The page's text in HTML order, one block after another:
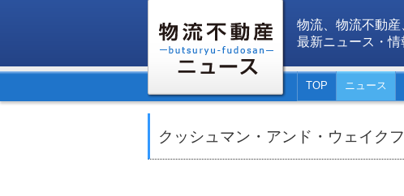
物流、物流不動
最新ニュース・情
TOP ニュース
クッシュマン・アンド・ウェイク